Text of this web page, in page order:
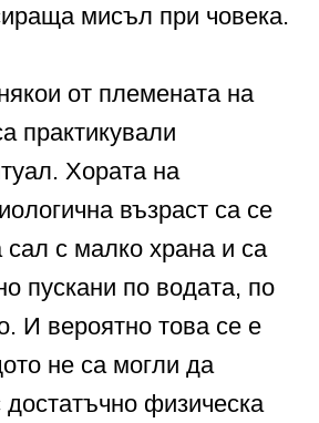
мисъл при човека.
от племената на
практикували
Хората на
възраст са се
сал с малко храна и са
пускани по водата, по
И вероятно това се е
не са могли да
достатъчно физическа